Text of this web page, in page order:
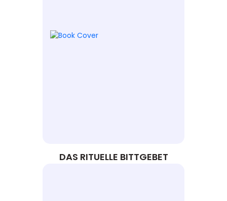
DAS RITUELLE BITTGEBET